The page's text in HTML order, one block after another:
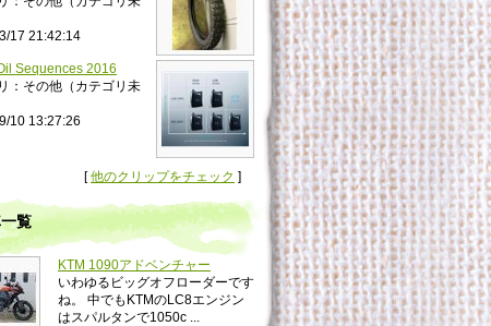
17 21:42:14
Sequences 2016
：その他（カテゴリ未
10 13:27:26
[他のクリップをチェック ]
覧
KTM 1090アドベンチャー
いわゆるビッグオフローダーです
ね。 中でもKTMのLC8エンジン
はスパルタンで1050c ...